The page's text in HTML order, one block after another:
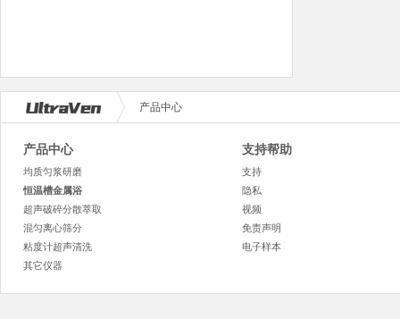
产品中心
产品中心
均质匀浆研磨
恒温槽金属浴
超声破碎分散萃取
混匀离心筛分
粘度计超声清洗
其它仪器
支持帮助
支持
隐私
视频
免责声明
电子样本